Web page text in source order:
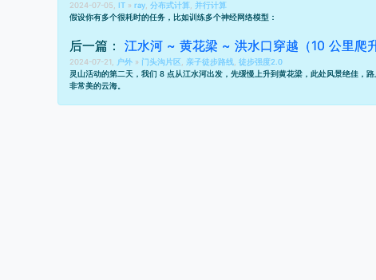
2024-07-05, IT » ray 分布式计算 并行计算
假设你有多个很耗时的任务，比如训练多个神经网络模型：
后一篇： 江水河 ~ 黄花梁 ~ 洪水口穿越（10 公里爬
2024-07-21, 户外 » 门头沟片区 亲子徒步路线 徒步强度2.0
灵山活动的第二天，我们 8 点从江水河出发，先缓慢上升到黄花梁，此处风景绝佳，
非常美的云海。